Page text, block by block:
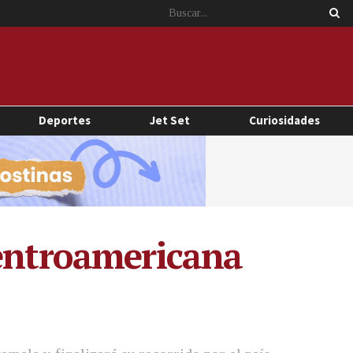
Deportes Jet Set Curiosidades